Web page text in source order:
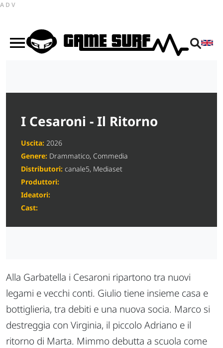
ADV
I Cesaroni - Il Ritorno
Uscita: 2026
Genere: Drammatico, Commedia
Distributori: canale5, Mediaset
Produttori:
Ideatori:
Cast:
Alla Garbatella i Cesaroni ripartono tra nuovi
legami e vecchi conti. Giulio tiene insieme casa e
bottiglieria, tra debiti e una nuova socia. Marco si
destreggia con Virginia, il piccolo Adriano e il
ritorno di Marta. Mimmo debutta a scuola come